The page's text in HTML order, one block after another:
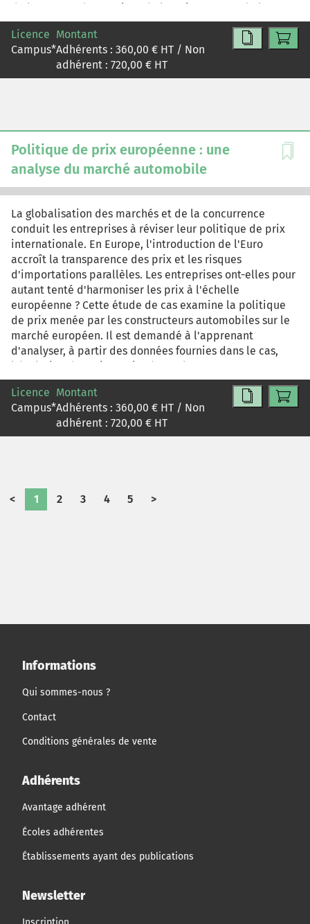
de la gamme des services de l' 'Univers-Auto' de la BMC.
Licence
Campus*
Montant
Adhérents : 360,00 € HT / Non
adhérent : 720,00 € HT
Politique de prix européenne : une
analyse du marché automobile
La globalisation des marchés et de la concurrence
conduit les entreprises à réviser leur politique de prix
internationale. En Europe, l'introduction de l'Euro
accroît la transparence des prix et les risques
d'importations parallèles. Les entreprises ont-elles pour
autant tenté d'harmoniser les prix à l'échelle
européenne ? Cette étude de cas examine la politique
de prix menée par les constructeurs automobiles sur le
marché européen. Il est demandé à l'apprenant
d'analyser, à partir des données fournies dans le cas,
l'évolution des prix pratiqués par les constructeurs
automobiles en Europe. L'apprenant est amené à
réfléchir sur l'origine des différences de prix constatées
entre les pays, d'évaluer les risques de commerce
parallèle et de proposer des mesures permettant aux
Licence
Campus*
Montant
Adhérents : 360,00 € HT / Non
adhérent : 720,00 € HT
< 1 2 3 4 5 >
Informations
Qui sommes-nous ?
Contact
Conditions générales de vente
Adhérents
Avantage adhérent
Écoles adhérentes
Établissements ayant des publications
Newsletter